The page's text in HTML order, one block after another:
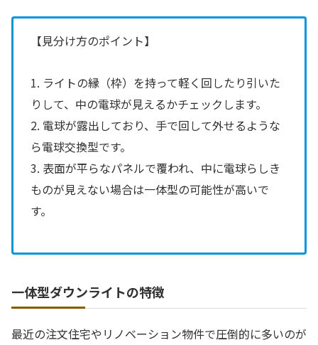
【見分け方のポイント】
1. ライトの縁（枠）を持って軽く回したり引いた
りして、中の電球が見えるかチェックします。
2. 電球が露出しており、手で回して外せるような
ら電球交換型です。
3. 表面が平らなパネルで覆われ、中に電球らしき
ものが見えない場合は一体型の可能性が高いで
す。
一体型ダウンライトの特徴
最近の注文住宅やリノベーション物件で圧倒的に多いのが